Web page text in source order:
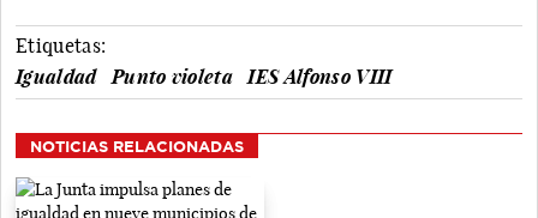
Etiquetas:
Igualdad
Punto violeta IES Alfonso VIII
NOTICIAS RELACIONADAS